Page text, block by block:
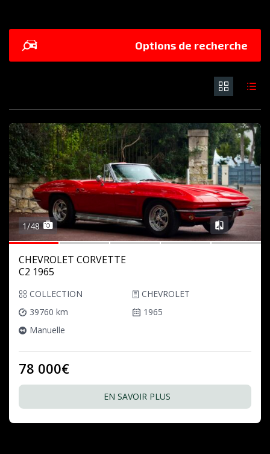
Options de recherche
1/48
CHEVROLET CORVETTE
C2 1965
COLLECTION
CHEVROLET
39760 km
1965
Manuelle
78 000€
EN SAVOIR PLUS